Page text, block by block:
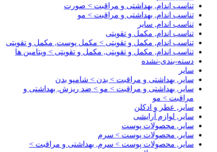
تناسب اندام, بهداشتی و مراقبت > صورت
تناسب اندام, بهداشتی و مراقبت > مو
تناسب اندام, سایر
تناسب اندام, مکمل و تقویتی
تناسب اندام, مکمل و تقویتی > مکمل پوست, مکمل و تقویتی
تناسب اندام, مکمل و تقویتی, مکمل و تقویتی > ویتامین ها
دسته-بندی-نشده
سایر
سایر, بهداشتی و مراقبت > بدن > شامپو بدن
سایر, بهداشتی و مراقبت > مو > ضد ریزش, بهداشتی و
مراقبت > مو
سایر, عطر و ادکلن
سایر, لوازم آرایشی
سایر, محصولات پوست
سایر, محصولات پوست > سرم
سایر, محصولات پوست > سرم, بهداشتی و مراقبت >